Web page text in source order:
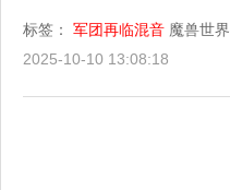
标签： 军团再临混音 魔兽世界
2025-10-10 13:08:18